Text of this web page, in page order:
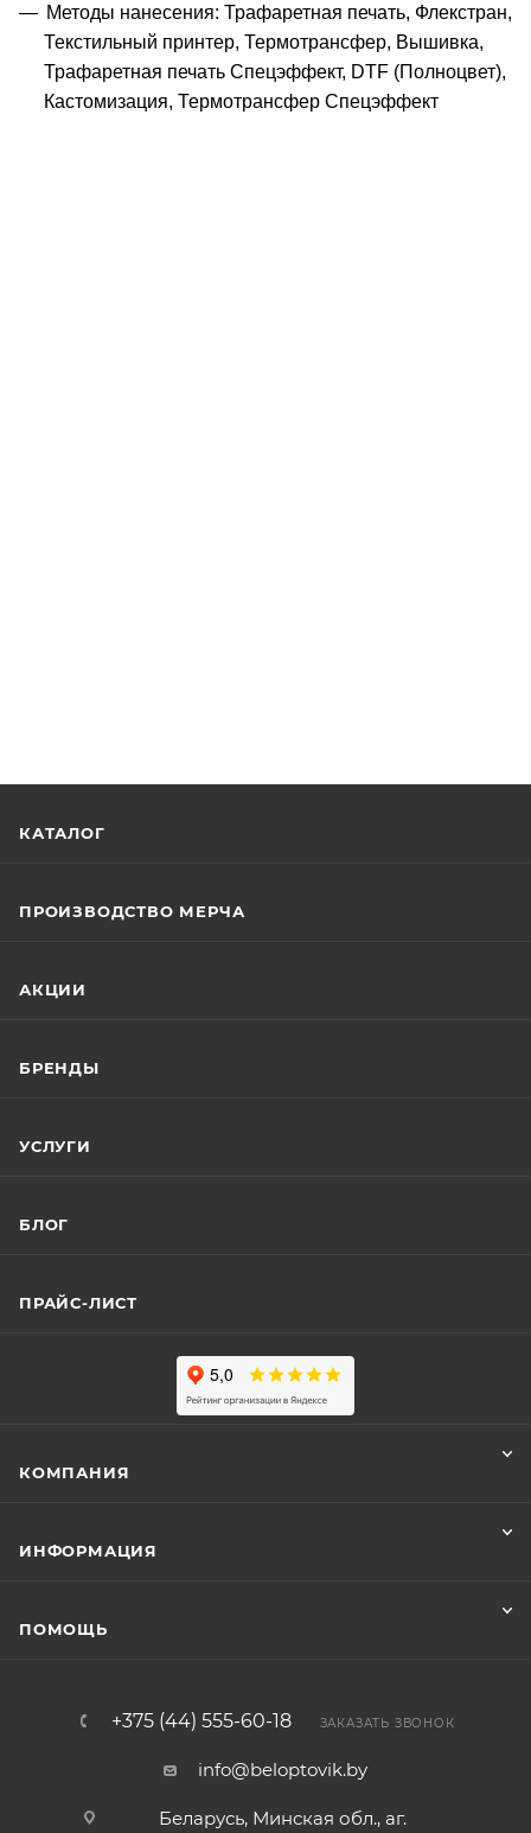
Методы нанесения: Трафаретная печать, Флекстран,
Текстильный принтер, Термотрансфер, Вышивка,
Трафаретная печать Спецэффект, DTF (Полноцвет),
Кастомизация, Термотрансфер Спецэффект
КАТАЛОГ
ПРОИЗВОДСТВО МЕРЧА
АКЦИИ
БРЕНДЫ
УСЛУГИ
БЛОГ
ПРАЙС-ЛИСТ
КОМПАНИЯ
ИНФОРМАЦИЯ
ПОМОЩЬ
+375 (44) 555-60-18 ЗАКАЗАТЬ ЗВОНОК
info@beloptovik.by
Беларусь, Минская обл., аг.